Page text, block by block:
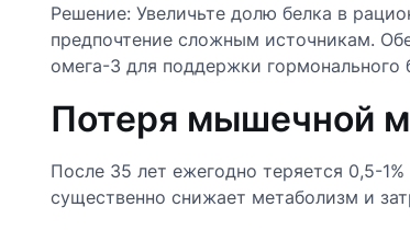
Решение: Увеличьте долю белка в
предпочтение сложным источникам.
омега-3 для поддержки гормонального
Потеря мышечной
После 35 лет ежегодно теряется 0,5-
существенно снижает метаболизм и